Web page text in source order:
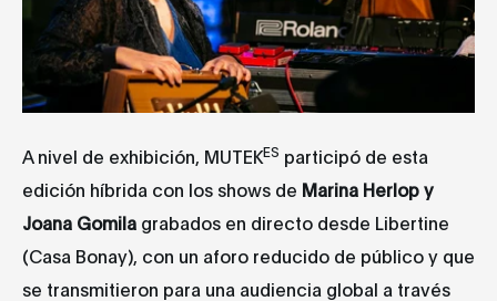
A nivel de exhibición, MUTEKES participó de esta
edición híbrida con los shows de Marina Herlop y
Joana Gomila grabados en directo desde Libertine
(Casa Bonay), con un aforo reducido de público y que
se transmitieron para una audiencia global a través